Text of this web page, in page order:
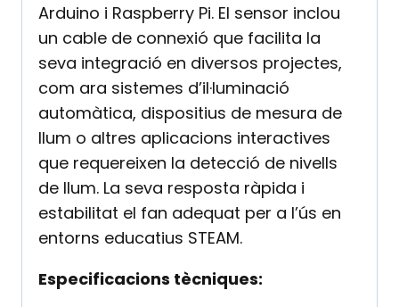
Arduino i Raspberry Pi. El sensor inclou
un cable de connexió que facilita la
seva integració en diversos projectes,
com ara sistemes d’il·luminació
automàtica, dispositius de mesura de
llum o altres aplicacions interactives
que requereixen la detecció de nivells
de llum. La seva resposta ràpida i
estabilitat el fan adequat per a l’ús en
entorns educatius STEAM.
Especificacions tècniques: